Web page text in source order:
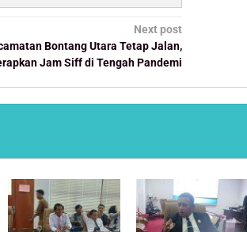
Next post
Bontang Utara Tetap Jalan,
Jam Siff di Tengah Pandemi